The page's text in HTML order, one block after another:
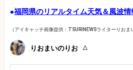
●福岡県のリアルタイム天気＆風波情
（アイキャッチ画像提供：TSURINEWSライターりおま
りおまいのりお